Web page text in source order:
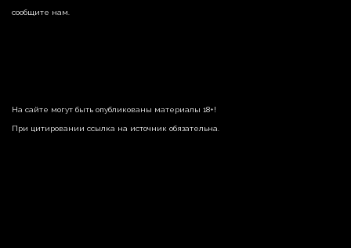
сообщите нам.
На сайте могут быть опубликованы материалы 18+!
При цитировании ссылка на источник обязательна.